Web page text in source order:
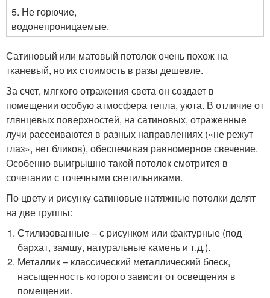
5. Не горючие,
водонепроницаемые.
Сатиновый или матовый потолок очень похож на
тканевый, но их стоимость в разы дешевле.
За счет, мягкого отражения света он создает в
помещении особую атмосфера тепла, уюта. В отличие от
глянцевых поверхностей, на сатиновых, отраженные
лучи рассеиваются в разных направлениях («не режут
глаз», нет бликов), обеспечивая равномерное свечение.
Особенно выигрышно такой потолок смотрится в
сочетании с точечными светильниками.
По цвету и рисунку сатиновые натяжные потолки делят
на две группы:
Стилизованные – с рисунком или фактурные (под
бархат, замшу, натуральные камень и т.д.).
Металлик – классический металлический блеск,
насыщенность которого зависит от освещения в
помещении.